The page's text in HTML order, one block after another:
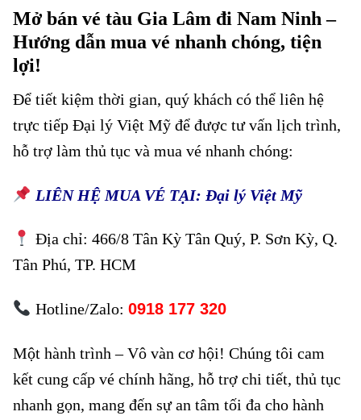
Mở bán vé tàu Gia Lâm đi Nam Ninh –
Hướng dẫn mua vé nhanh chóng, tiện
lợi!
Để tiết kiệm thời gian, quý khách có thể liên hệ
trực tiếp Đại lý Việt Mỹ để được tư vấn lịch trình,
hỗ trợ làm thủ tục và mua vé nhanh chóng:
LIÊN HỆ MUA VÉ TẠI: Đại lý Việt Mỹ
Địa chỉ: 466/8 Tân Kỳ Tân Quý, P. Sơn Kỳ, Q.
Tân Phú, TP. HCM
Hotline/Zalo: 0918 177 320
Một hành trình – Vô vàn cơ hội! Chúng tôi cam
kết cung cấp vé chính hãng, hỗ trợ chi tiết, thủ tục
nhanh gọn, mang đến sự an tâm tối đa cho hành